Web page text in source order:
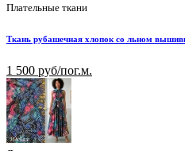
Плательные ткани
Ткань рубашечная хлопок со льном
1 500 руб/пог.м.